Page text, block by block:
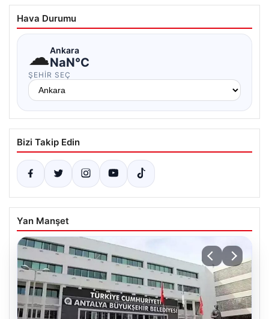
Hava Durumu
☁Ankara
NaN°C
ŞEHIR SEÇ
Bizi Takip Edin
Yan Manşet